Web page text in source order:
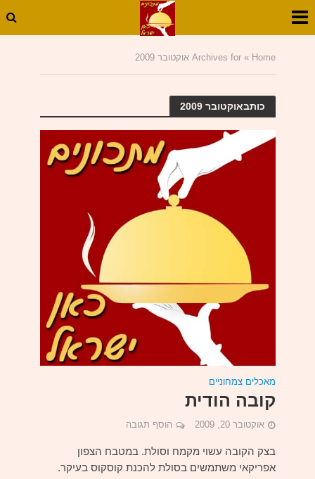
Home
»Archives for אוקטובר 2009
כותבאוקטובר 2009
מאכלים צמחוניים
קובה הודית
אוקטובר 20, 2009 הוסף תגובה
בצק הקובה עשוי מקמח וסולת. במטבח הצפון
אפריקאי משתמשים בסולת להכנת קוסקוס בעיקר.